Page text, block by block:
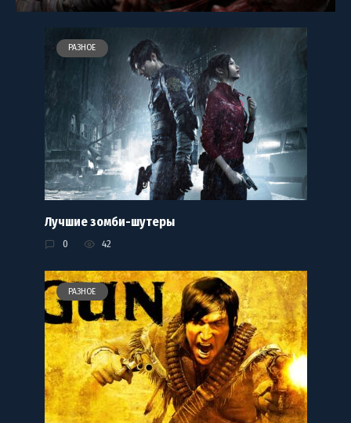
РАЗНОЕ
Лучшие зомби-шутеры
0 42
РАЗНОЕ